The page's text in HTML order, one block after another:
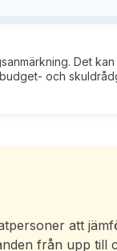
Det
och
att
från upp till